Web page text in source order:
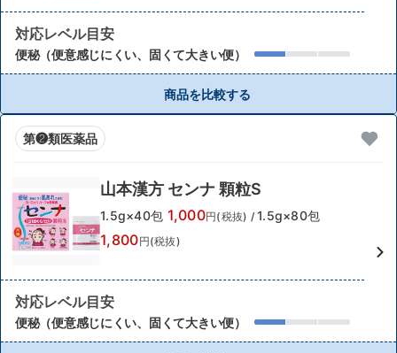
対応レベル目安
便秘（便意感じにくい、固くて大きい便）
商品を比較する
第❷類医薬品
山本漢方 センナ 顆粒S
1.5g×40包 1,000円(税抜) / 1.5g×80包
1,800円(税抜)
対応レベル目安
便秘（便意感じにくい、固くて大きい便）